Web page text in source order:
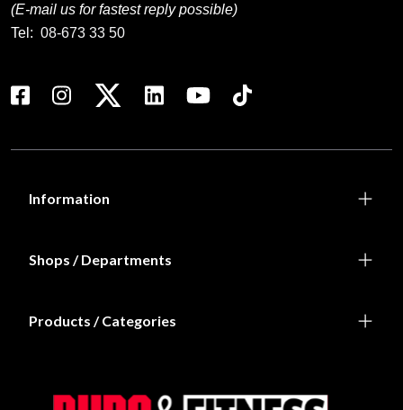
(E-mail us for fastest reply possible)
Tel: 08-673 33 50
Information
Shops / Departments
Products / Categories